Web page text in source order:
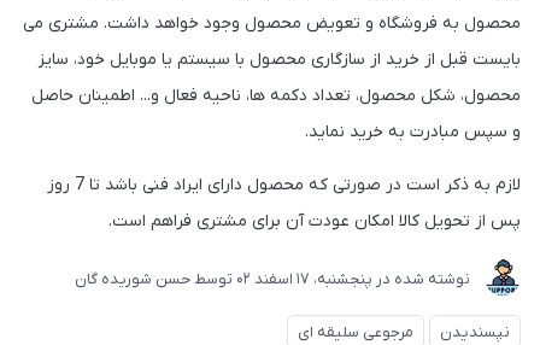
محصول به فروشگاه و تعویض محصول وجود خواهد داشت. مشتری می
بایست قبل از خرید از سازگاری محصول با سیستم یا موبایل خود، سایز
محصول، شکل محصول، تعداد دکمه ها، ناحیه فعال و... اطمینان حاصل
و سپس مبادرت به خرید نماید.
لازم به ذکر است در صورتی که محصول دارای ایراد فنی باشد تا 7 روز
پس از تحویل کالا امکان عودت آن برای مشتری فراهم است.
نوشته شده در پنجشنبه، 17 اسفند 02 توسط حسن شوریده گان
نپسندیدن مرجوعی سلیقه ای